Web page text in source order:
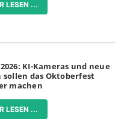
LESEN ...
KI-Kameras und neue
sollen das Oktoberfest
machen
LESEN ...